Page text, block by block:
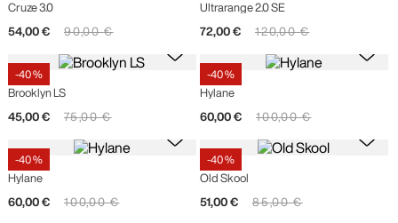
Cruze 3.0
54,00 € 90,00 €
Ultrarange 2.0 SE
72,00 € 120,00 €
-40 %
Brooklyn LS
45,00 € 75,00 €
-40 %
Hylane
60,00 € 100,00 €
-40 %
Hylane
60,00 € 100,00 €
-40 %
Old Skool
51,00 € 85,00 €